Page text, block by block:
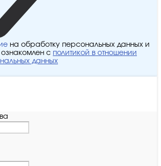
на обработку персональных данных и
с политикой в отношении
данных